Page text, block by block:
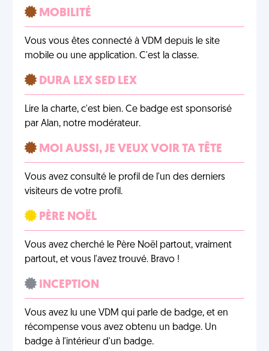
MOBILITÉ
Vous vous êtes connecté à VDM depuis le site
mobile ou une application. C'est la classe.
DURA LEX SED LEX
Lire la charte, c'est bien. Ce badge est sponsorisé
par Alan, notre modérateur.
MOI AUSSI, JE VEUX VOIR TA TÊTE
Vous avez consulté le profil de l'un des derniers
visiteurs de votre profil.
PÈRE NOËL
Vous avez cherché le Père Noël partout, vraiment
partout, et vous l'avez trouvé. Bravo !
INCEPTION
Vous avez lu une VDM qui parle de badge, et en
récompense vous avez obtenu un badge. Un
badge à l'intérieur d'un badge.